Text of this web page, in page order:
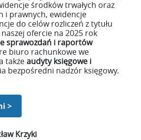
środków trwałych oraz
i prawnych, ewidencje
do celów rozliczeń z tytułu
ofercie na 2025 rok
sprawozdań i raportów
biuro rachunkowe we
takżeaudyty księgowe i
bezpośredni nadzór księgowy.
>
Krzyki